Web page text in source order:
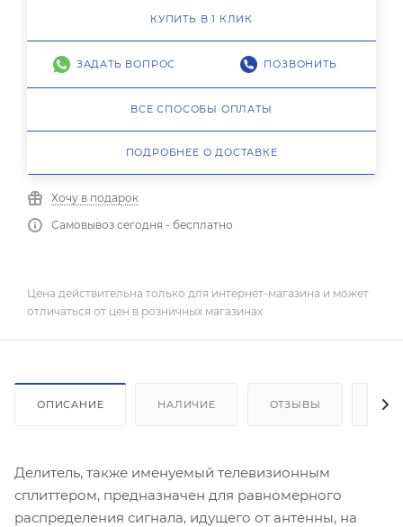
КУПИТЬ В 1 КЛИК
ЗАДАТЬ ВОПРОС ПОЗВОНИТЬ
ВСЕ СПОСОБЫ ОПЛАТЫ
ПОДРОБНЕЕ О ДОСТАВКЕ
Хочу в подарок
Самовывоз сегодня - бесплатно
Цена действительна только для интернет-магазина и может
отличаться от цен в розничных магазинах
ОПИСАНИЕ НАЛИЧИЕ ОТЗЫВЫ
Делитель, также именуемый телевизионным
сплиттером, предназначен для равномерного
распределения сигнала, идущего от антенны, на